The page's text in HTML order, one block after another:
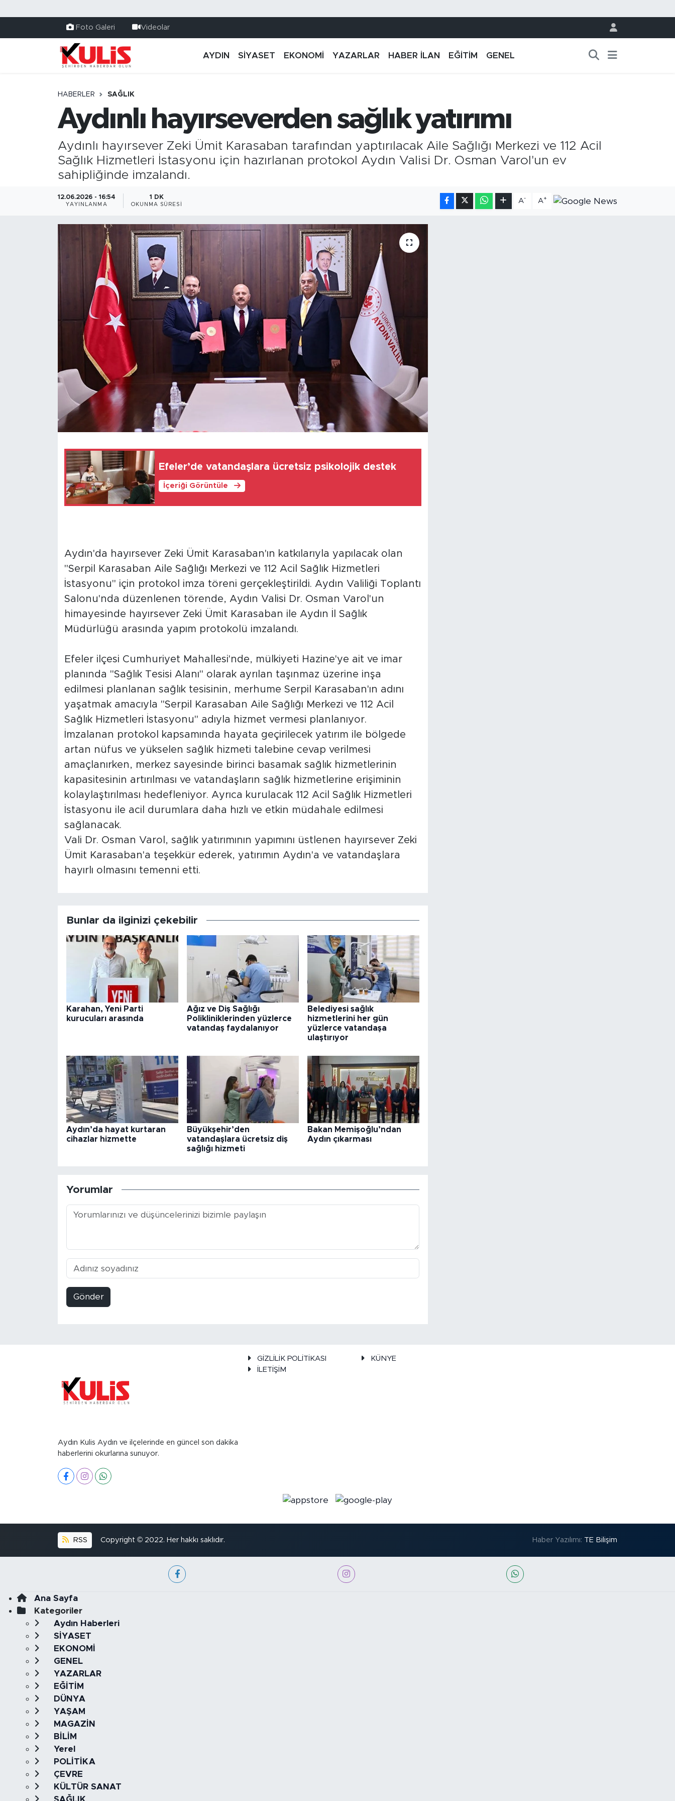
Foto Galeri Videolar
AYDIN SİYASET EKONOMİ YAZARLAR HABER İLAN EĞİTİM GENEL
HABERLER SAĞLIK
Aydınlı hayırseverden sağlık yatırımı
Aydınlı hayırsever Zeki Ümit Karasaban tarafından yaptırılacak Aile Sağlığı Merkezi ve 112 Acil
Sağlık Hizmetleri İstasyonu için hazırlanan protokol Aydın Valisi Dr. Osman Varol'un ev
sahipliğinde imzalandı.
12.06.2026 - 16:54
YAYINLANMA
1 DK
OKUNMA SÜRESI
A- A+
Efeler’de vatandaşlara ücretsiz psikolojik destek
İçeriği Görüntüle
Aydın'da hayırsever Zeki Ümit Karasaban'ın katkılarıyla yapılacak olan
"Serpil Karasaban Aile Sağlığı Merkezi ve 112 Acil Sağlık Hizmetleri
İstasyonu" için protokol imza töreni gerçekleştirildi. Aydın Valiliği Toplantı
Salonu'nda düzenlenen törende, Aydın Valisi Dr. Osman Varol'un
himayesinde hayırsever Zeki Ümit Karasaban ile Aydın İl Sağlık
Müdürlüğü arasında yapım protokolü imzalandı.
Efeler ilçesi Cumhuriyet Mahallesi'nde, mülkiyeti Hazine'ye ait ve imar
planında "Sağlık Tesisi Alanı" olarak ayrılan taşınmaz üzerine inşa
edilmesi planlanan sağlık tesisinin, merhume Serpil Karasaban'ın adını
yaşatmak amacıyla "Serpil Karasaban Aile Sağlığı Merkezi ve 112 Acil
Sağlık Hizmetleri İstasyonu" adıyla hizmet vermesi planlanıyor.
İmzalanan protokol kapsamında hayata geçirilecek yatırım ile bölgede
artan nüfus ve yükselen sağlık hizmeti talebine cevap verilmesi
amaçlanırken, merkez sayesinde birinci basamak sağlık hizmetlerinin
kapasitesinin artırılması ve vatandaşların sağlık hizmetlerine erişiminin
kolaylaştırılması hedefleniyor. Ayrıca kurulacak 112 Acil Sağlık Hizmetleri
İstasyonu ile acil durumlara daha hızlı ve etkin müdahale edilmesi
sağlanacak.
Vali Dr. Osman Varol, sağlık yatırımının yapımını üstlenen hayırsever Zeki
Ümit Karasaban'a teşekkür ederek, yatırımın Aydın'a ve vatandaşlara
hayırlı olmasını temenni etti.
Bunlar da ilginizi çekebilir
Karahan, Yeni Parti
kurucuları arasında
Ağız ve Diş Sağlığı
Polikliniklerinden yüzlerce
vatandaş faydalanıyor
Belediyesi sağlık
hizmetlerini her gün
yüzlerce vatandaşa
ulaştırıyor
Aydın’da hayat kurtaran
cihazlar hizmette
Büyükşehir’den
vatandaşlara ücretsiz diş
sağlığı hizmeti
Bakan Memişoğlu’ndan
Aydın çıkarması
Yorumlar
Gönder
Aydın Kulis Aydın ve ilçelerinde en güncel son dakika
haberlerini okurlarına sunuyor.
GİZLİLİK POLİTİKASI
KÜNYE
İLETİŞİM
RSS Copyright © 2022. Her hakkı saklıdır. Haber Yazılımı: TE Bilişim
Ana Sayfa
Kategoriler
Aydın Haberleri
SİYASET
EKONOMİ
GENEL
YAZARLAR
EĞİTİM
DÜNYA
YAŞAM
MAGAZİN
BİLİM
Yerel
POLİTİKA
ÇEVRE
KÜLTÜR SANAT
SAĞLIK